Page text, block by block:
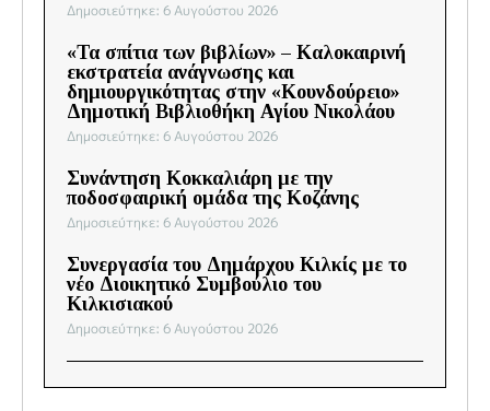
Δημοσιεύτηκε: 6 Αυγούστου 2026
«Τα σπίτια των βιβλίων» – Καλοκαιρινή
εκστρατεία ανάγνωσης και
δημιουργικότητας στην «Κουνδούρειο»
Δημοτική Βιβλιοθήκη Αγίου Νικολάου
Δημοσιεύτηκε: 6 Αυγούστου 2026
Συνάντηση Κοκκαλιάρη με την
ποδοσφαιρική ομάδα της Κοζάνης
Δημοσιεύτηκε: 6 Αυγούστου 2026
Συνεργασία του Δημάρχου Κιλκίς με το
νέο Διοικητικό Συμβούλιο του
Κιλκισιακού
Δημοσιεύτηκε: 6 Αυγούστου 2026